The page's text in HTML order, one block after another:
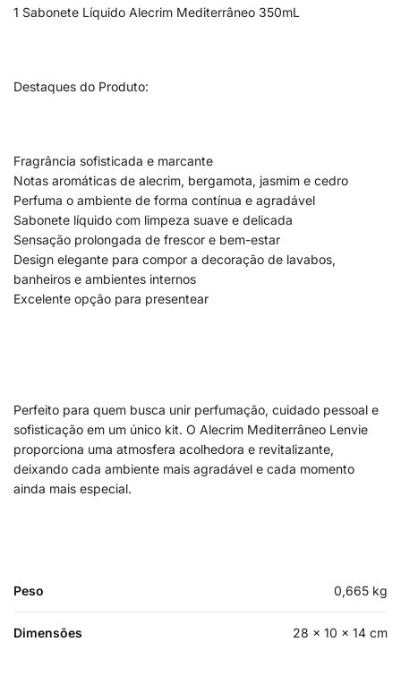
1 Sabonete Líquido Alecrim Mediterrâneo 350mL
Destaques do Produto:
Fragrância sofisticada e marcante
Notas aromáticas de alecrim, bergamota, jasmim e cedro
Perfuma o ambiente de forma contínua e agradável
Sabonete líquido com limpeza suave e delicada
Sensação prolongada de frescor e bem-estar
Design elegante para compor a decoração de lavabos,
banheiros e ambientes internos
Excelente opção para presentear
Perfeito para quem busca unir perfumação, cuidado pessoal e
sofisticação em um único kit. O Alecrim Mediterrâneo Lenvie
proporciona uma atmosfera acolhedora e revitalizante,
deixando cada ambiente mais agradável e cada momento
ainda mais especial.
Peso 0,665 kg
Dimensões 28 × 10 × 14 cm